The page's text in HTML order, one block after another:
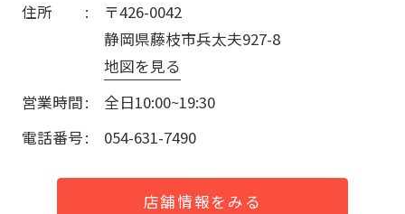
住所
〒426-0042
静岡県藤枝市兵太夫927-8
地図を見る
営業時間
全日10:00~19:30
電話番号
054-631-7490
店舗情報をみる